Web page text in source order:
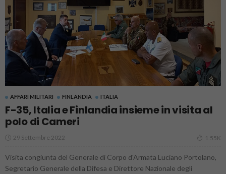
AFFARI MILITARI FINLANDIA ITALIA
F-35, Italia e Finlandia insieme in visita al
polo di Cameri
29 Settembre 2022 1.55K
Visita congiunta del Generale di Corpo d'Armata Luciano Portolano,
Segretario Generale della Difesa e Direttore Nazionale degli